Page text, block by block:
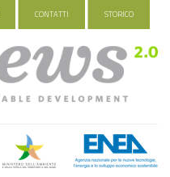
CONTATTI STORICO